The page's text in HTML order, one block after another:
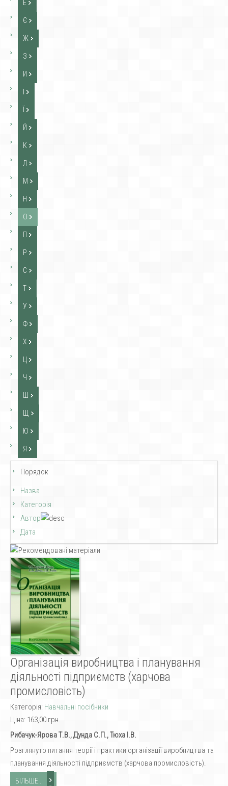
Е
Є
Ж
З
И
Й
К
Л
М
Н
О
П
Р
С
Т
У
Ф
Х
Ч
Ю
Я
Порядок
Назва
Категорія
Автор
Дата
Організація виробництва і планування
діяльності підприємств (харчова
промисловість)
Категорія: Навчальні посібники
Ціна: 163,00 грн.
Рибачук-Ярова Т.В., Дунда С.П., Тюха І.В.
Розглянуто питання теорії і практики організації виробництва та
планування діяльності підприємств (харчова промисловість).
БІЛЬШЕ...